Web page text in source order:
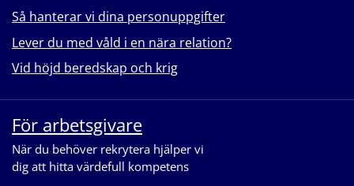
Så hanterar vi dina personuppgifter
Lever du med våld i en nära relation?
Vid höjd beredskap och krig
För arbetsgivare
När du behöver rekrytera hjälper vi
dig att hitta värdefull kompetens